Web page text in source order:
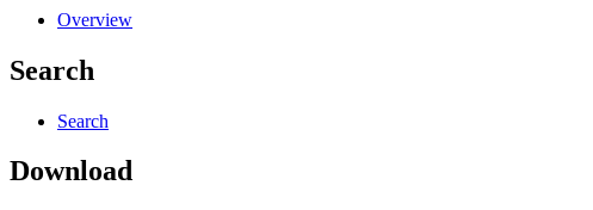
Overview
Search
Search
Download